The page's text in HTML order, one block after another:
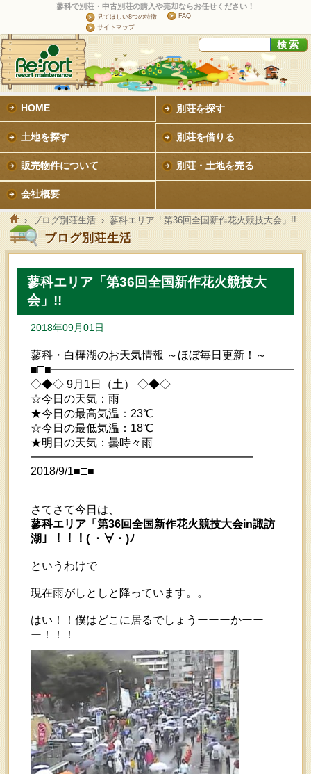
蓼科で別荘・中古別荘の購入や売却ならお任せください！
見てほしい8つの特徴
FAQ
サイトマップ
HOME 別荘を探す
土地を探す 別荘を借りる
販売物件について 別荘・土地を売る
会社概要
›ブログ別荘生活› 蓼科エリア「第36回全国新作花火競技大会」!!
ブログ別荘生活
蓼科エリア「第36回全国新作花火競技大
会」!!
2018年09月01日
蓼科・白樺湖のお天気情報 ～ほぼ毎日更新！～
◇◆◇ 9月1日（土） ◇◆◇
☆今日の天気：雨
★今日の最高気温：23℃
☆今日の最低気温：18℃
★明日の天気：曇時々雨
━━━━━━━━━━━━━━━━━━━━
2018/9/1■□■
さてさて今日は、
蓼科エリア「第36回全国新作花火競技大会in諏訪
湖」！！！( ・∀・)ﾉ
というわけで
現在雨がしとしと降っています。。
はい！！僕はどこに居るでしょうーーーかーー
ー！！！